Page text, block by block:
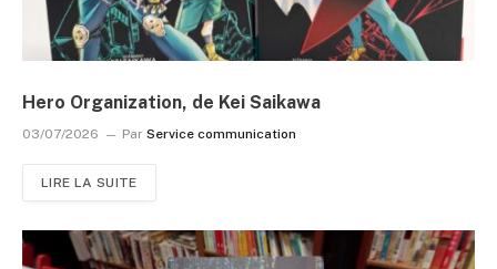
Hero Organization, de Kei Saikawa
03/07/2026 Par Service communication
LIRE LA SUITE